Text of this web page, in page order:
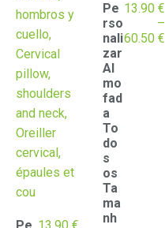
Pe
rso
nali
zar
Al
mo
fad
a
To
do
s
os
Ta
ma
nh
13.90 €
–
60.50 €